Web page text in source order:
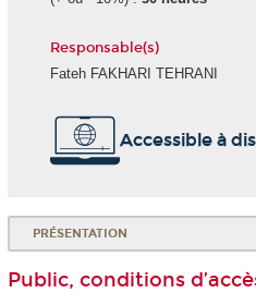
Responsable(s)
Fateh FAKHARI TEHRANI
Accessible à
PRÉSENTATION
Public, conditions